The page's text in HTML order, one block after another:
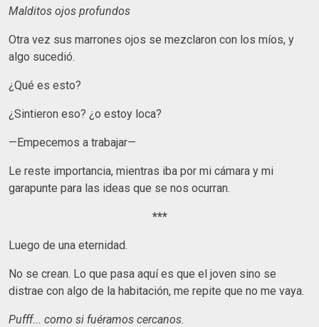
Malditos ojos profundos
Otra vez sus marrones ojos se mezclaron con los míos, y
algo sucedió.
¿Qué es esto?
¿Sintieron eso? ¿o estoy loca?
—Empecemos a trabajar—
Le reste importancia, mientras iba por mi cámara y mi
garapunte para las ideas que se nos ocurran.
***
Luego de una eternidad.
No se crean. Lo que pasa aquí es que el joven sino se
distrae con algo de la habitación, me repite que no me vaya.
Pufff... como si fuéramos cercanos.